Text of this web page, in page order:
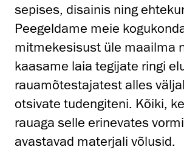
sepises, disainis ning
Peegeldame meie
mitmekesisust üle maailma
kaasame laia tegijate ringi
rauamõtestajatest alles
otsivate tudengiteni. Kõiki,
rauaga selle erinevates
avastavad materjali võlusid.